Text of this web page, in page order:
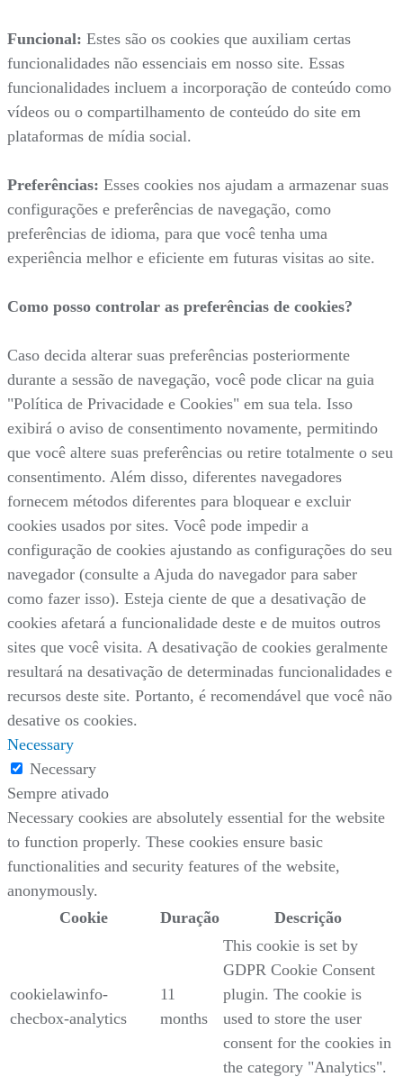
Funcional: Estes são os cookies que auxiliam certas
funcionalidades não essenciais em nosso site. Essas
funcionalidades incluem a incorporação de conteúdo como
vídeos ou o compartilhamento de conteúdo do site em
plataformas de mídia social.
Preferências: Esses cookies nos ajudam a armazenar suas
configurações e preferências de navegação, como
preferências de idioma, para que você tenha uma
experiência melhor e eficiente em futuras visitas ao site.
Como posso controlar as preferências de cookies?
Caso decida alterar suas preferências posteriormente
durante a sessão de navegação, você pode clicar na guia
"Política de Privacidade e Cookies" em sua tela. Isso
exibirá o aviso de consentimento novamente, permitindo
que você altere suas preferências ou retire totalmente o seu
consentimento. Além disso, diferentes navegadores
fornecem métodos diferentes para bloquear e excluir
cookies usados por sites. Você pode impedir a
configuração de cookies ajustando as configurações do seu
navegador (consulte a Ajuda do navegador para saber
como fazer isso). Esteja ciente de que a desativação de
cookies afetará a funcionalidade deste e de muitos outros
sites que você visita. A desativação de cookies geralmente
resultará na desativação de determinadas funcionalidades e
recursos deste site. Portanto, é recomendável que você não
desative os cookies.
Necessary
Necessary
Sempre ativado
Necessary cookies are absolutely essential for the website
to function properly. These cookies ensure basic
functionalities and security features of the website,
anonymously.
Cookie
Duração Descrição
cookielawinfo-
checbox-analytics
11
months
This cookie is set by
GDPR Cookie Consent
plugin. The cookie is
used to store the user
consent for the cookies in
the category "Analytics".